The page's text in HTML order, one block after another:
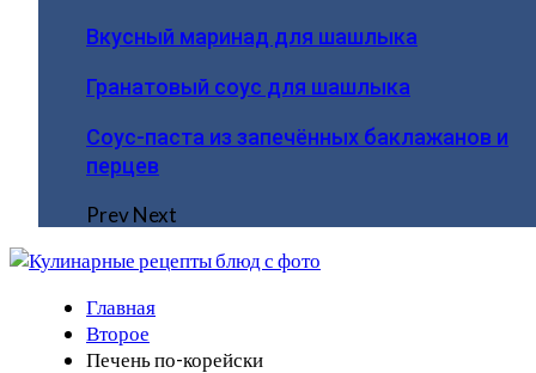
Вкусный маринад для шашлыка
Гранатовый соус для шашлыка
Соус-паста из запечённых баклажанов и
перцев
PrevNext
Главная
Второе
Печень по-корейски